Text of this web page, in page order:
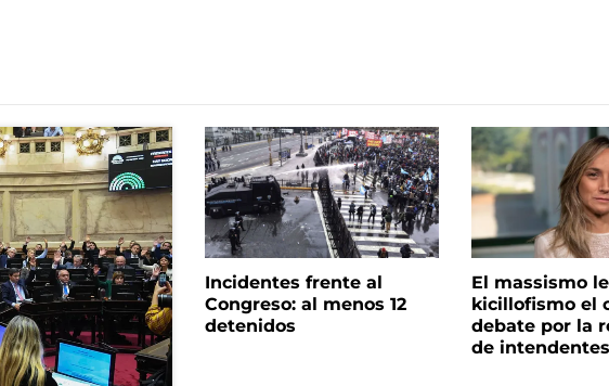
Incidentes frente al
Congreso: al menos 12
detenidos
El massismo
kicillofismo el
debate por la
de intendentes